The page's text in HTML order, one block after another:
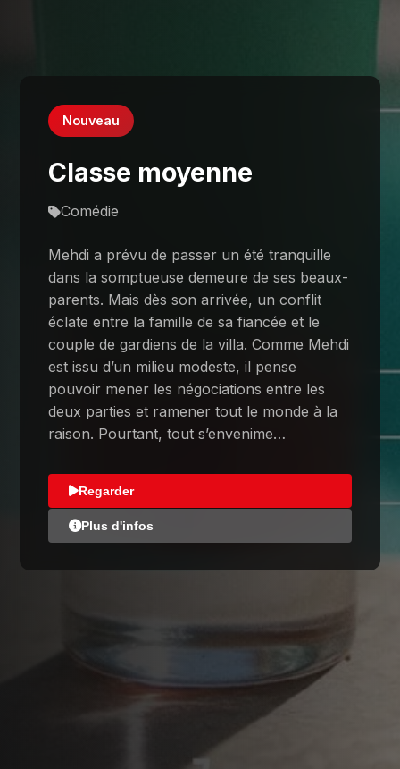
Nouveau
Classe moyenne
Comédie
Mehdi a prévu de passer un été tranquille
dans la somptueuse demeure de ses beaux-
parents. Mais dès son arrivée, un conflit
éclate entre la famille de sa fiancée et le
couple de gardiens de la villa. Comme Mehdi
est issu d’un milieu modeste, il pense
pouvoir mener les négociations entre les
deux parties et ramener tout le monde à la
raison. Pourtant, tout s’envenime…
Regarder
Plus d'infos